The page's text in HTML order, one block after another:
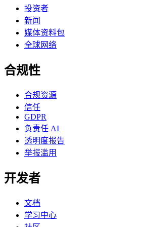
投资者
新闻
媒体资料包
全球网络
合规性
合规资源
信任
GDPR
负责任 AI
透明度报告
举报滥用
开发者
文档
学习中心